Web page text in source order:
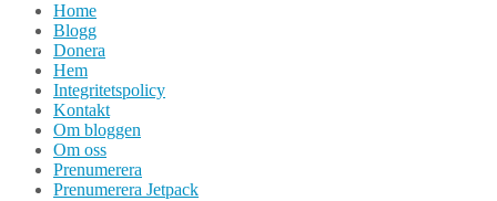
Home
Blogg
Donera
Hem
Integritetspolicy
Kontakt
Om bloggen
Om oss
Prenumerera
Prenumerera Jetpack